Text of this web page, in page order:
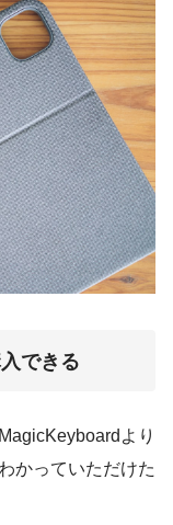
できる
より
かっていただけた